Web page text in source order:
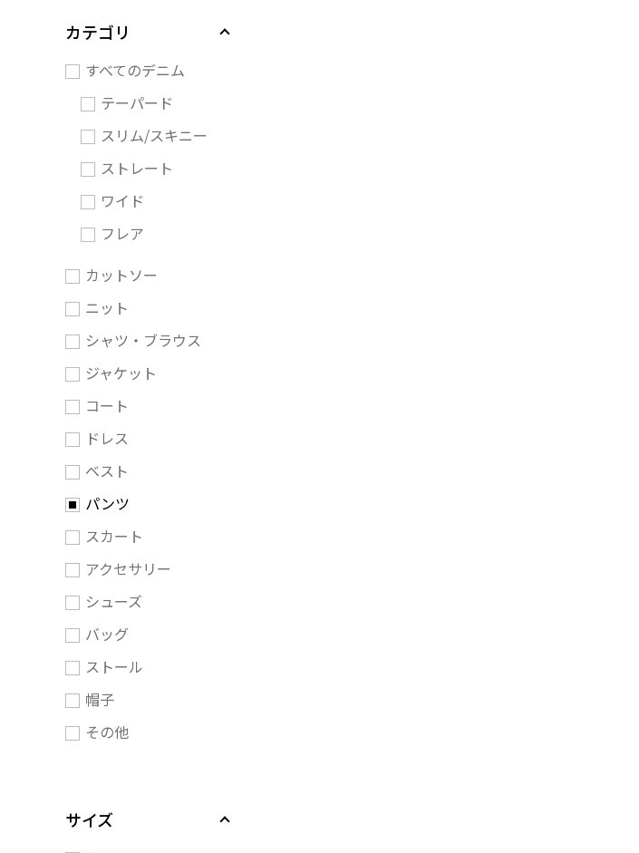
カテゴリ
すべてのデニム
テーパード
スリム/スキニー
ストレート
ワイド
フレア
カットソー
ニット
シャツ・ブラウス
ジャケット
コート
ドレス
ベスト
パンツ
スカート
アクセサリー
シューズ
バッグ
ストール
帽子
その他
サイズ